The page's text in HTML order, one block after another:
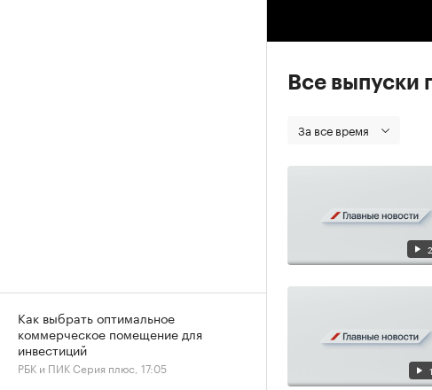
Все выпуски
За все время
Как выбрать оптимальное
коммерческое помещение для
инвестиций
РБК и ПИК Серия плюс, 17:05